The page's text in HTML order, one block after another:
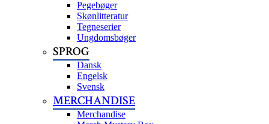
Pegebøger
Skønlitteratur
Tegneserier
Ungdomsbøger
SPROG
Dansk
Engelsk
Svensk
MERCHANDISE
Merchandise